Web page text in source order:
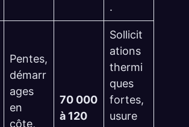
.
Pentes,
démarr
ages
en
côte,
70 000
à 120
Sollicit
ations
thermi
ques
fortes,
usure